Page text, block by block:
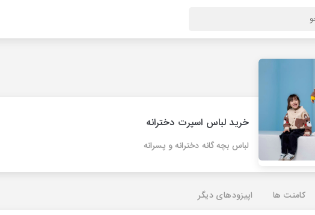
خرید لباس اسپرت دخترانه
لباس بچه گانه دخترانه و پسرانه
کامنت ها اپیزودهای دیگر